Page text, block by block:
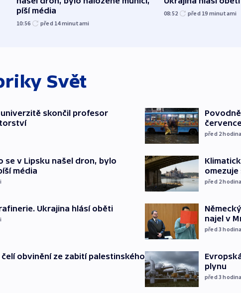
píší média
10:56 před 14minutami
08:52 před 19 minutami
Svět
univerzitě skončil profesor
se v Lipsku našel dron, bylo
média
Ukrajina hlásí oběti
obvinění ze zabití palestinského
před 2
před 2
najel v
před 3
plynu
před 3